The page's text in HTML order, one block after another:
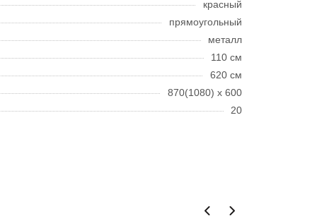
красный
прямоугольный
металл
110 см
620 см
870(1080) х 600
20